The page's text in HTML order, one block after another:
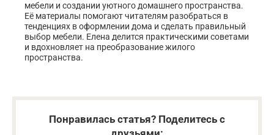
мебели и создании уютного домашнего пространства.
Её материалы помогают читателям разобраться в
тенденциях в оформлении дома и сделать правильный
выбор мебели. Елена делится практическими советами
и вдохновляет на преобразование жилого
пространства.
Понравилась статья? Поделитесь с